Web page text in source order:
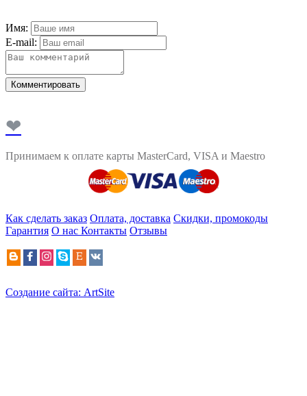
Имя:
E-mail:
Комментировать
❤
Принимаем к оплате карты MasterCard, VISA и Maestro
Как сделать заказ Оплата, доставка Скидки, промокоды
Гарантия О нас Контакты Отзывы
Создание сайта: ArtSite